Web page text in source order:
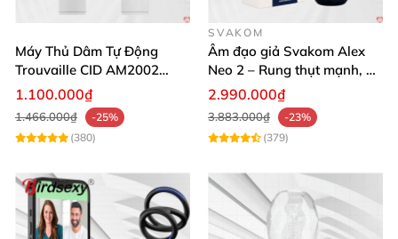
và tính năng đa dạng, sản
phẩm không chỉ mang lại cảm giác giống như thật
mà còn mở ra nhiều trải nghiệm mới mẻ cho người
dùng.
Máy Thủ Dâm Tự Động
Trouvaille CID AM2002
Mạnh Mẽ Dễ Lên Đỉnh
1.100.000₫
1.466.000₫
-25%
(380)
SVAKOM
Âm đạo giả Svakom Alex
Neo 2 – Rung thụt mạnh, đa
năng, cải tiến mới
2.990.000₫
3.883.000₫
-23%
(379)